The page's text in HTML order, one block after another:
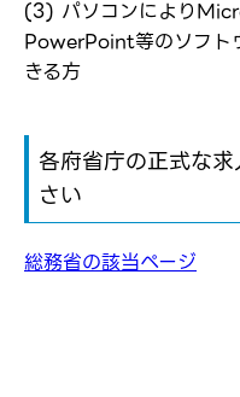
(3) パソコンにより
PowerPoint等のソフト
きる方
各府省庁の正式な
さい
総務省の該当ページ